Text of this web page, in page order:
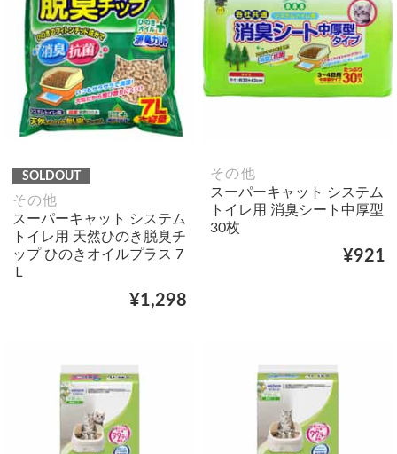
SOLDOUT
その他
スーパーキャット システム
トイレ用 天然ひのき脱臭チ
ップ ひのきオイルプラス 7
Ｌ
¥1,298
その他
スーパーキャット システム
トイレ用 消臭シート中厚型
30枚
¥921